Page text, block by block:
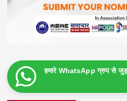
हमारे WhatsApp ग्रुप से